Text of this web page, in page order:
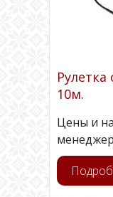
10м.
Цены и